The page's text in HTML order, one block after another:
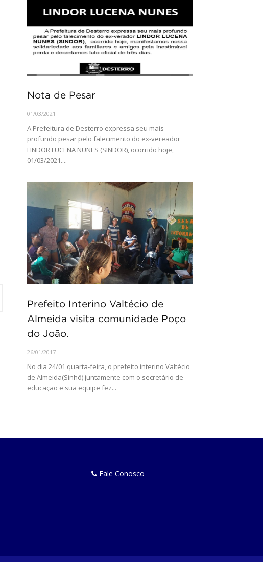
Nota de Pesar
01/03/2021
A Prefeitura de Desterro expressa seu mais
profundo pesar pelo falecimento do ex-vereador
LINDOR LUCENA NUNES (SINDOR), ocorrido hoje,
01/03/2021....
Prefeito Interino Valtécio de
Almeida visita comunidade Poço
do João.
26/01/2017
No dia 24/01 quarta-feira, o prefeito interino Valtécio
de Almeida(Sinhô) juntamente com o secretário de
educação e sua equipe fez...
Fale Conosco